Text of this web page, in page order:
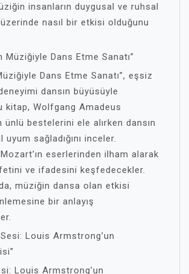
insanların duygusal ve ruhsal
nasıl bir etkisi olduğunu
Müziğiyle Dans Etme Sanatı”
Dans Etme Sanatı”, eşsiz
dansın büyüsüyle
kitap, Wolfgang Amadeus
ünlü bestelerini ele alırken dansın
uyum sağladığını inceler.
eserlerinden ilham alarak
ve ifadesini keşfedecekler.
müziğin dansa olan etkisi
bir anlayış
Sesi: Louis Armstrong’un
Louis Armstrong’un